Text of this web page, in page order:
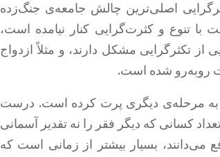
اصلی‌ترین چالش جامعه‌ی جنگ‌زده
تنوع و کثرت‌گرایی کنار نیامده است،
از تکثرگرایی مشکل دارند، و مثلاً ازدواج
روبه‌رو شده است.
این کشور را به مرحله‌ی دیگری پرت کرده است. درست
کسانی که دیگر فقر را نه تقدیر آسمانی
می‌دانند، بسیار بیشتر از زمانی است که